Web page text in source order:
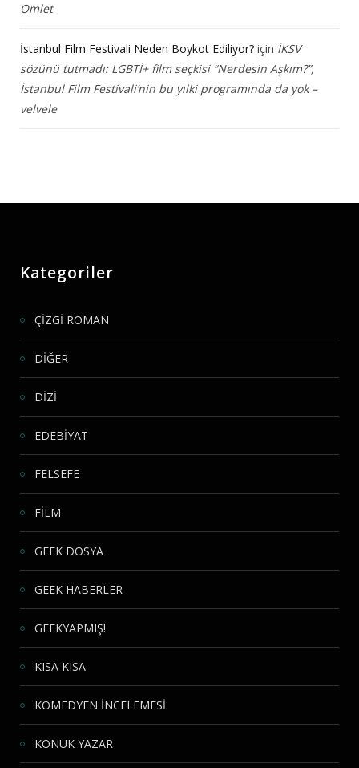
Omlet
İstanbul Film Festivali Neden Boykot Ediliyor? için İKSV
sözünü tutmadı: LGBTİ+ film seçkisi “Nerdesin Aşkım?”,
İstanbul Film Festivali’nin bu yılki programında da yok –
velvele
Kategoriler
ÇİZGİ ROMAN
DİĞER
DİZİ
EDEBİYAT
FELSEFE
FİLM
GEEK DOSYA
GEEK HABERLER
GEEKYAPMIŞ!
KISA KISA
KOMEDYEN İNCELEMESİ
KONUK YAZAR